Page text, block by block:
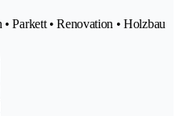
Parkett • Renovation • Holzbau